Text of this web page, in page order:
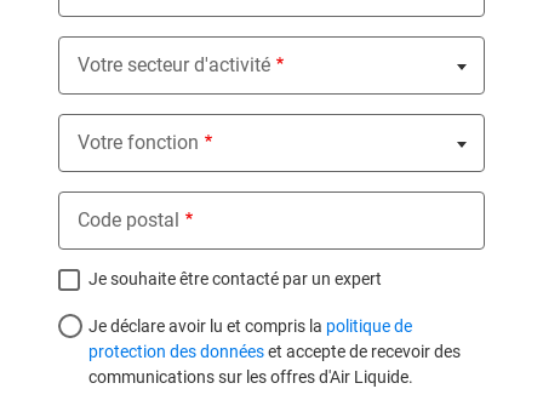
Votre secteur d'activité
Nothing selected
Votre fonction
Nothing selected
Code postal
Je souhaite être contacté par un expert
privacyJe déclare avoir lu et compris la politique de
protection des donnéeset accepte de recevoir des
communications sur les offres d'Air Liquide.